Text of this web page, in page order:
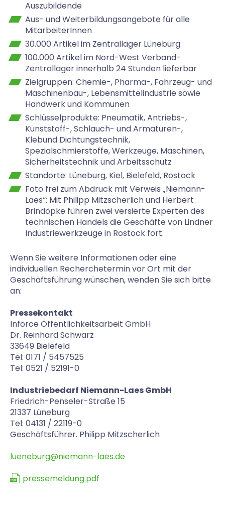
Auszubildende
Aus- und Weiterbildungsangebote für alle
MitarbeiterInnen
30.000 Artikel im Zentrallager Lüneburg
100.000 Artikel im Nord-West Verband-
Zentrallager innerhalb 24 Stunden lieferbar
Zielgruppen: Chemie-, Pharma-, Fahrzeug- und
Maschinenbau-, Lebensmittelindustrie sowie
Handwerk und Kommunen
Schlüsselprodukte: Pneumatik, Antriebs-,
Kunststoff-, Schlauch- und Armaturen-,
Klebund Dichtungstechnik,
Spezialschmierstoffe, Werkzeuge, Maschinen,
Sicherheitstechnik und Arbeitsschutz
Standorte: Lüneburg, Kiel, Bielefeld, Rostock
Foto frei zum Abdruck mit Verweis „Niemann-
Laes“: Mit Philipp Mitzscherlich und Herbert
Brindöpke führen zwei versierte Experten des
technischen Handels die Geschäfte von Lindner
Industriewerkzeuge in Rostock fort.
Wenn Sie weitere Informationen oder eine
individuellen Recherchetermin vor Ort mit der
Geschäftsführung wünschen, wenden Sie sich bitte
an:
Pressekontakt
Inforce Öffentlichkeitsarbeit GmbH
Dr. Reinhard Schwarz
33649 Bielefeld
Tel: 0171 / 5457525
Tel: 0521 / 52191-0
Industriebedarf Niemann-Laes GmbH
Friedrich-Penseler-Straße 15
21337 Lüneburg
Tel: 04131 / 22119-0
Geschäftsführer. Philipp Mitzscherlich
lueneburg@niemann-laes.de
pressemeldung.pdf